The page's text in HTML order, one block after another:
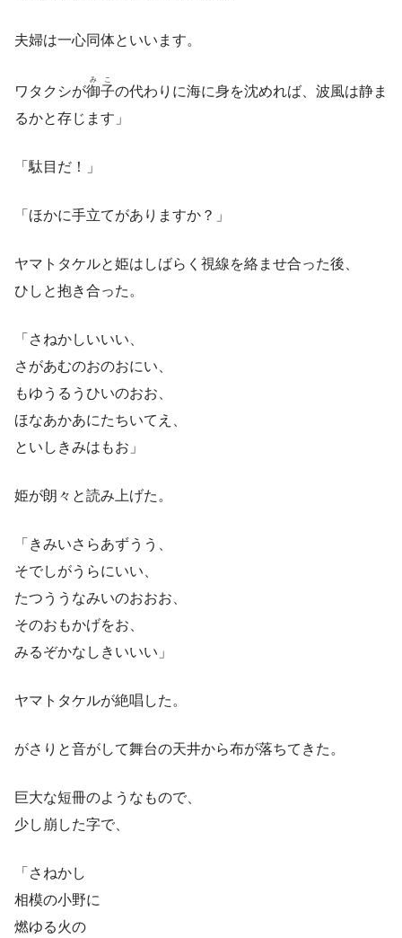
夫婦は一心同体といいます。
ワタクシが御子
みこ
の代わりに海に身を沈めれば、波風は静ま
るかと存じます」
「駄目だ！」
「ほかに手立てがありますか？」
ヤマトタケルと姫はしばらく視線を絡ませ合った後、
ひしと抱き合った。
「さねかしいいい、
さがあむのおのおにい、
もゆうるうひいのおお、
ほなあかあにたちいてえ、
といしきみはもお」
姫が朗々と読み上げた。
「きみいさらあずうう、
そでしがうらにいい、
たつううなみいのおおお、
そのおもかげをお、
みるぞかなしきいいい」
ヤマトタケルが絶唱した。
がさりと音がして舞台の天井から布が落ちてきた。
巨大な短冊のようなもので、
少し崩した字で、
「さねかし
相模の小野に
燃ゆる火の